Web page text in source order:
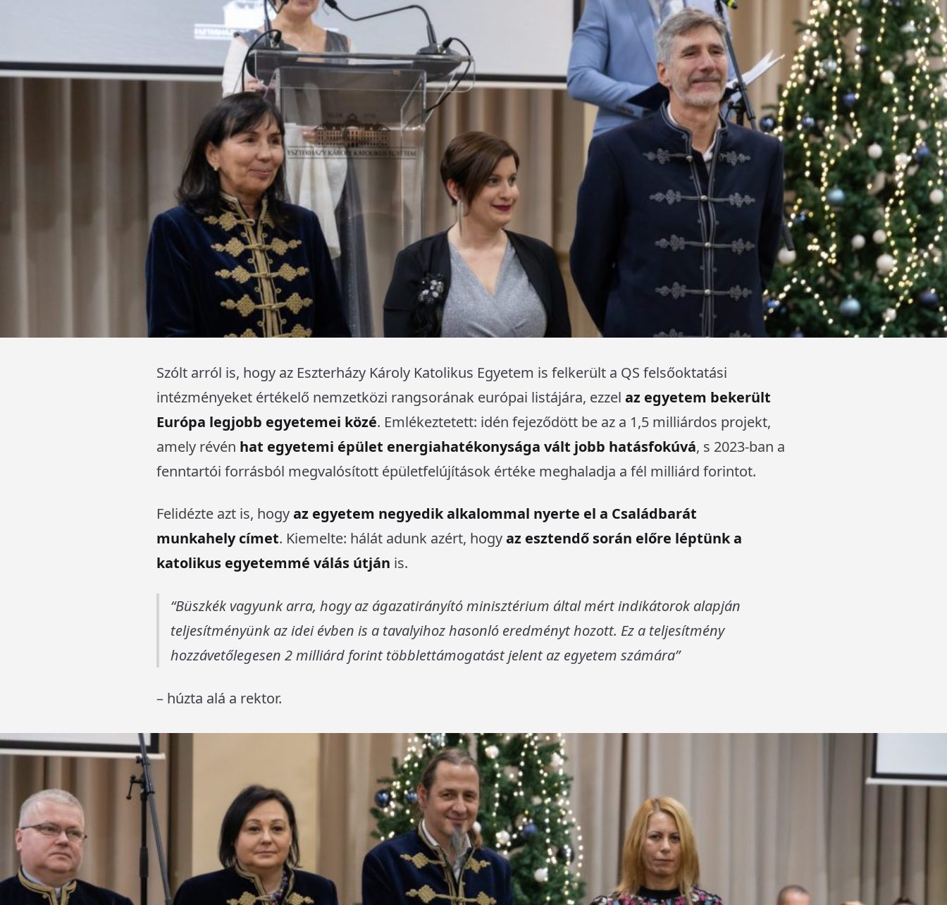
Szólt arról is, hogy az Eszterházy Károly Katolikus Egyetem is felkerült a QS felsőoktatási
intézményeket értékelő nemzetközi rangsorának európai listájára, ezzel az egyetem bekerült
Európa legjobb egyetemei közé. Emlékeztetett: idén fejeződött be az a 1,5 milliárdos projekt,
amely révén hat egyetemi épület energiahatékonysága vált jobb hatásfokúvá, s 2023-ban a
fenntartói forrásból megvalósított épületfelújítások értéke meghaladja a fél milliárd forintot.
Felidézte azt is, hogyaz egyetem negyedik alkalommal nyerte el a Családbarát
munkahely címet. Kiemelte: hálát adunk azért, hogyaz esztendő során előre léptünk a
katolikus egyetemmé válás útján is.
Büszkék vagyunk arra, hogy az ágazatirányító minisztérium által mért indikátorok alapján
teljesítményünk az idei évben is a tavalyihoz hasonló eredményt hozott. Ez a teljesítmény
hozzávetőlegesen 2 milliárd forint többlettámogatást jelent az egyetem számára
– húzta alá a rektor.